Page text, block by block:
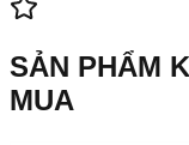
SẢN PHẨM
MUA